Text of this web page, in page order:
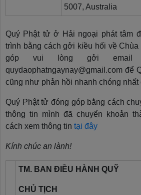
5007, Australia
Quý Phật tử ở Hải ngoại phát tâm
trình bằng cách gởi kiều hối về
góp vui lòng gởi email
quydaophatngaynay@gmail.com để
cũng như phản hồi nhanh chóng nhất
Quý Phật tử đóng góp bằng cách
thông tin mình đã chuyển khoản
cách xem thông tin tại đây
Kính chúc an lành!
TM. BAN ĐIỀU HÀNH QUỸ
CHỦ TỊCH